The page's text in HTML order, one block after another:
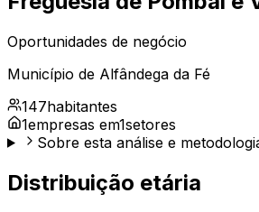
Oportunidades de negócio
Município de Alfândega da Fé
147habitantes
1empresas em1setores
Sobre esta análise e
Distribuição etária